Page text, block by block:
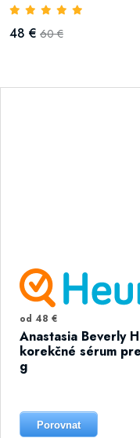
48 € 60 €
od 48 €
Anastasia Beverly
korekčné sérum
g
Porovnat